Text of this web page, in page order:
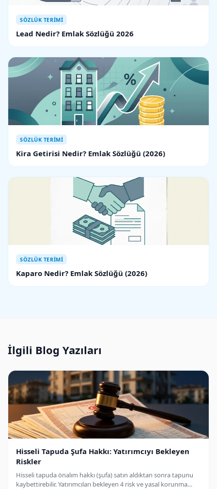
SÖZLÜK TERIMI
Lead Nedir? Emlak Sözlüğü 2026
SÖZLÜK TERIMI
Kira Getirisi Nedir? Emlak Sözlüğü (2026)
SÖZLÜK TERIMI
Kaparo Nedir? Emlak Sözlüğü (2026)
İlgili Blog Yazıları
Hisseli Tapuda Şufa Hakkı: Yatırımcıyı Bekleyen
Riskler
Hisseli tapuda önalım hakkı (şufa) satın aldıktan sonra tapunu
kaybettirebilir. Yatırımcıları bekleyen 4 risk ve yasal korunma